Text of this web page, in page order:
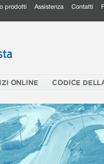
prodotti Assistenza Contatti
ONLINE CODICE